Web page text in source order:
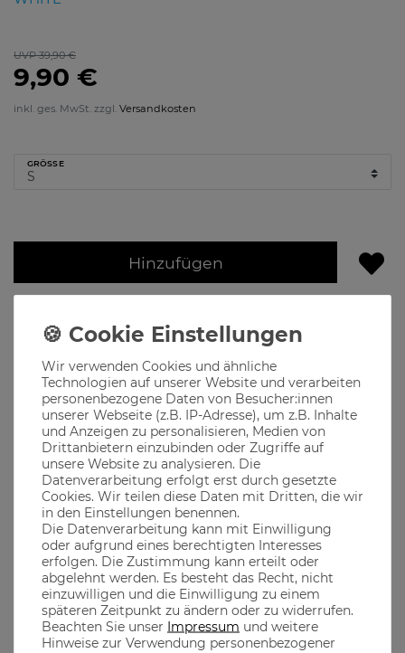
UVP 39,90 €
9,90 €
inkl. ges. MwSt. zzgl. Versandkosten
GRÖSSE
Hinzufügen
Produktbeschreibung
Die Banditin, die bessere Hälfte des Bandits, das Wahrzeichen
für jede echte Bayerin die ihre Heimatliebe und Verbundenheit
ausdrücken will
Ob im Biergarten, auf dem Oktoberfest oder in den
bayerischen Bergen, unsere Klamotten passen immer
Material
aus 100% Baumwolle gefertigt, dadurch ist ein optimaler
Tragekomfort garantiert
100% gekämmte ringgesponnene Baumwolle 150g/m²
Wir verwenden Cookies und ähnliche
Technologien auf unserer Website und verarbeiten
personenbezogene Daten von Besucher:innen
unserer Webseite (z.B. IP-Adresse), um z.B. Inhalte
und Anzeigen zu personalisieren, Medien von
Drittanbietern einzubinden oder Zugriffe auf
unsere Website zu analysieren. Die
Datenverarbeitung erfolgt erst durch gesetzte
Cookies. Wir teilen diese Daten mit Dritten, die wir
in den Einstellungen benennen.
Die Datenverarbeitung kann mit Einwilligung
oder aufgrund eines berechtigten Interesses
erfolgen. Die Zustimmung kann erteilt oder
abgelehnt werden. Es besteht das Recht, nicht
einzuwilligen und die Einwilligung zu einem
späteren Zeitpunkt zu ändern oder zu widerrufen.
Beachten Sie unser Impressum und weitere
Hinweise zur Verwendung personenbezogener